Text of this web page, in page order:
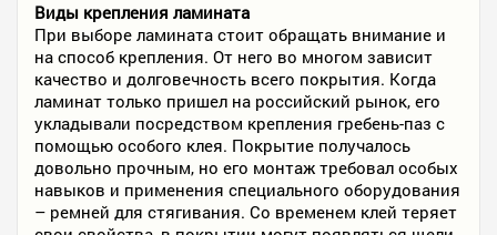
Виды крепления ламината
При выборе ламината стоит обращать внимание и
на способ крепления. От него во многом зависит
качество и долговечность всего покрытия. Когда
ламинат только пришел на российский рынок, его
укладывали посредством крепления гребень-паз с
помощью особого клея. Покрытие получалось
довольно прочным, но его монтаж требовал особых
навыков и применения специального оборудования
– ремней для стягивания. Со временем клей теряет